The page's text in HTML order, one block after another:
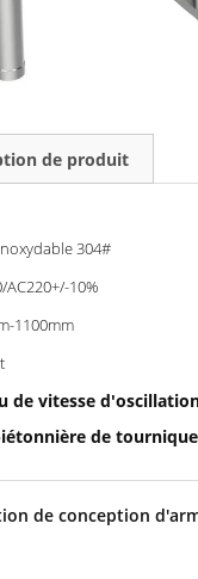
de produit
304#
AC220+/-10%
1100mm
de vitesse
de
de conception